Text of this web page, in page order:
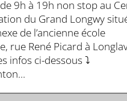
9h à 19h non stop au
du Grand Longwy
de l’ancienne école
rue René Picard à
infos ci-dessous ⤵️